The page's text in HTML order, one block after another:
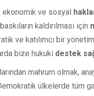
ekonomik ve sosyal
kaldırılması için
ve katılımcı bir
bize hukuki destek
mahrum olmak,
ülkelerde tüm